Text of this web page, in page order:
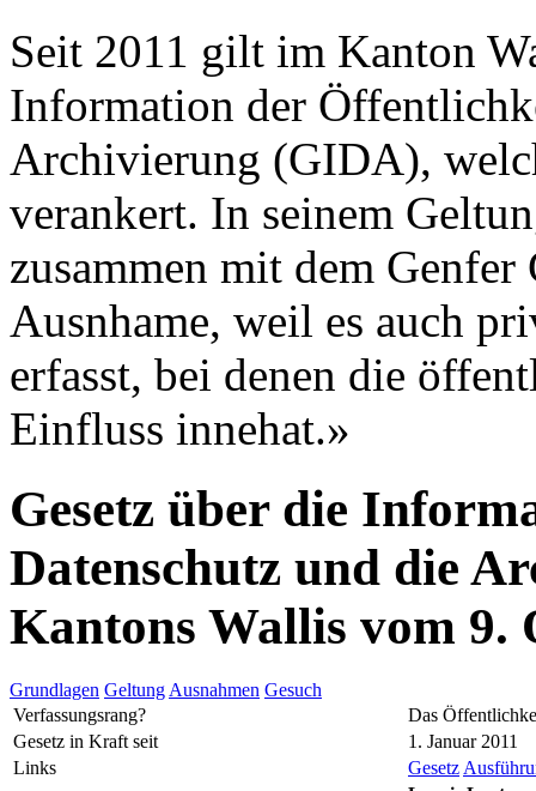
Seit 2011 gilt im Kanton
Information der
Archivierung (GIDA),
verankert. In seinem
zusammen mit dem Genfer
Ausnhame, weil es auch
erfasst, bei denen die
Einfluss innehat.»
Gesetz über die
Datenschutz und die
Kantons Wallis vom 9.
Grundlagen Geltung Ausnahmen Gesuch
Verfassungsrang?
Das
Gesetz in Kraft seit
1. Januar 2011
Links
Gesetz